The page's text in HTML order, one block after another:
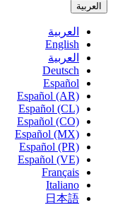
العربية
العربية
English
العربية
Deutsch
Español
Español (AR)
Español (CL)
Español (CO)
Español (MX)
Español (PR)
Español (VE)
Français
Italiano
日本語